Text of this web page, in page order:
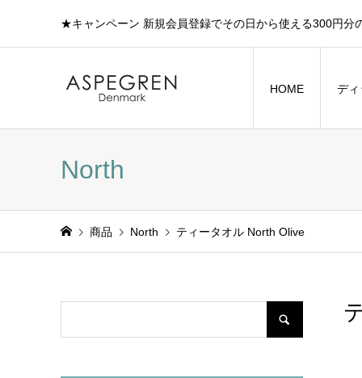
★キャンペーン 新規会員登録でその日から使える300円分
HOME ディ
North
商品 North ティータオル North Olive